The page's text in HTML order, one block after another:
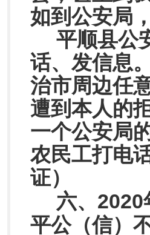
如到公安局
平顺县公
话、发信息
治市周边任
遭到本人的
一个公安局
农民工打电
证）
六、 2020
平公（信）